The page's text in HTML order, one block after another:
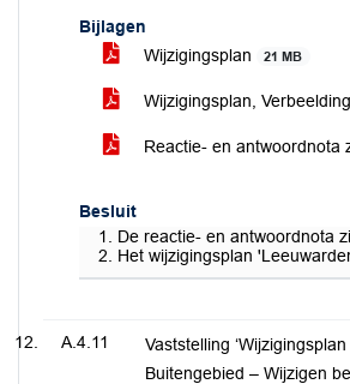
Bijlagen
Wijzigingsplan
21 MB
Wijzigingsplan, Verbeelding
Reactie- en antwoordnota
Besluit
De reactie- en antwoordnota
Het wijzigingsplan
A.4.11
Vaststelling
Buitengebied – Wijzigen